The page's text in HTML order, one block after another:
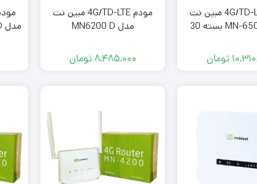
مودم 4G/TD-LTE مبین نت
مدل MN-6500Q بسته 30
تومان
مودم 4G/TD-LTE مبین نت
مدل MN6200 D
۸,۴۸۵,۰۰۰تومان